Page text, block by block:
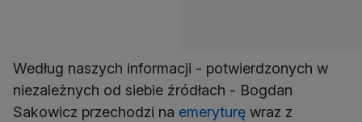
Według naszych informacji - potwierdzonych w
niezależnych od siebie źródłach - Bogdan
Sakowicz przechodzi na emeryturę wraz z